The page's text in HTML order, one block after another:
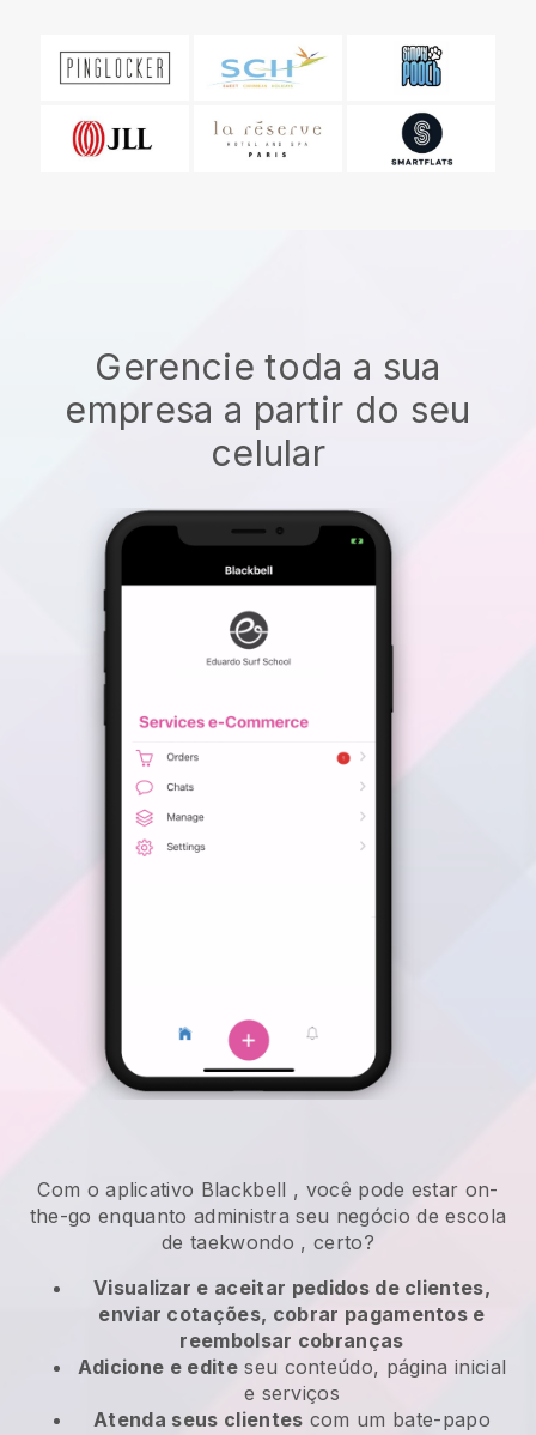
Gerencie toda a sua
empresa a partir do seu
celular
Com o aplicativo Blackbell , você pode estar on-
the-go enquanto administra seu negócio de escola
de taekwondo , certo?
Visualizar e aceitar pedidos de clientes,
enviar cotações, cobrar pagamentos e
reembolsar cobranças
Adicione e editeseu conteúdo, página inicial
e serviços
Atenda seus clientes com um bate-papo